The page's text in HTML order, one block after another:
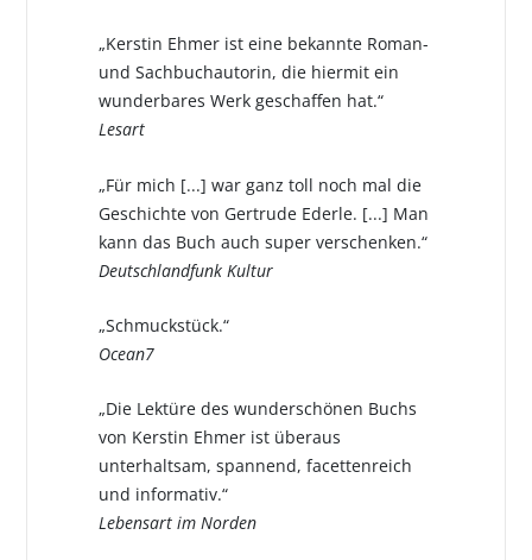
„Kerstin Ehmer ist eine bekannte Roman-
und Sachbuchautorin, die hiermit ein
wunderbares Werk geschaffen hat.“
Lesart
„Für mich [...] war ganz toll noch mal die
Geschichte von Gertrude Ederle. [...] Man
kann das Buch auch super verschenken.“
Deutschlandfunk Kultur
„Schmuckstück.“
Ocean7
„Die Lektüre des wunderschönen Buchs
von Kerstin Ehmer ist überaus
unterhaltsam, spannend, facettenreich
und informativ.“
Lebensart im Norden